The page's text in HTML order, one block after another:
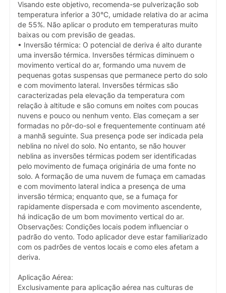
Visando este objetivo, recomenda-se pulverização sob
temperatura inferior a 30°C, umidade relativa do ar acima
de 55%. Não aplicar o produto em temperaturas muito
baixas ou com previsão de geadas.
• Inversão térmica: O potencial de deriva é alto durante
uma inversão térmica. Inversões térmicas diminuem o
movimento vertical do ar, formando uma nuvem de
pequenas gotas suspensas que permanece perto do solo
e com movimento lateral. Inversões térmicas são
caracterizadas pela elevação da temperatura com
relação à altitude e são comuns em noites com poucas
nuvens e pouco ou nenhum vento. Elas começam a ser
formadas no pôr-do-sol e frequentemente continuam até
a manhã seguinte. Sua presença pode ser indicada pela
neblina no nível do solo. No entanto, se não houver
neblina as inversões térmicas podem ser identificadas
pelo movimento de fumaça originária de uma fonte no
solo. A formação de uma nuvem de fumaça em camadas
e com movimento lateral indica a presença de uma
inversão térmica; enquanto que, se a fumaça for
rapidamente dispersada e com movimento ascendente,
há indicação de um bom movimento vertical do ar.
Observações: Condições locais podem influenciar o
padrão do vento. Todo aplicador deve estar familiarizado
com os padrões de ventos locais e como eles afetam a
deriva.
Aplicação Aérea:
Exclusivamente para aplicação aérea nas culturas de